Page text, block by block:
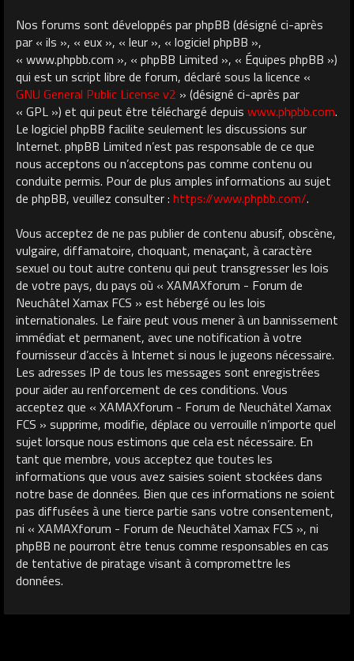
Nos forums sont développés par phpBB (désigné ci-après
par « ils », « eux », « leur », « logiciel phpBB »,
« www.phpbb.com », « phpBB Limited », « Équipes phpBB »)
qui est un script libre de forum, déclaré sous la licence «
GNU General Public License v2 » (désigné ci-après par
« GPL ») et qui peut être téléchargé depuis www.phpbb.com.
Le logiciel phpBB facilite seulement les discussions sur
Internet. phpBB Limited n’est pas responsable de ce que
nous acceptons ou n’acceptons pas comme contenu ou
conduite permis. Pour de plus amples informations au sujet
de phpBB, veuillez consulter : https://www.phpbb.com/.
Vous acceptez de ne pas publier de contenu abusif, obscène,
vulgaire, diffamatoire, choquant, menaçant, à caractère
sexuel ou tout autre contenu qui peut transgresser les lois
de votre pays, du pays où « XAMAXforum - Forum de
Neuchâtel Xamax FCS » est hébergé ou les lois
internationales. Le faire peut vous mener à un bannissement
immédiat et permanent, avec une notification à votre
fournisseur d’accès à Internet si nous le jugeons nécessaire.
Les adresses IP de tous les messages sont enregistrées
pour aider au renforcement de ces conditions. Vous
acceptez que « XAMAXforum - Forum de Neuchâtel Xamax
FCS » supprime, modifie, déplace ou verrouille n’importe quel
sujet lorsque nous estimons que cela est nécessaire. En
tant que membre, vous acceptez que toutes les
informations que vous avez saisies soient stockées dans
notre base de données. Bien que ces informations ne soient
pas diffusées à une tierce partie sans votre consentement,
ni « XAMAXforum - Forum de Neuchâtel Xamax FCS », ni
phpBB ne pourront être tenus comme responsables en cas
de tentative de piratage visant à compromettre les
données.